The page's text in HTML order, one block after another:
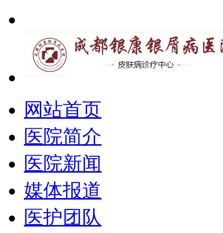
网站首页
医院简介
医院新闻
媒体报道
医护团队